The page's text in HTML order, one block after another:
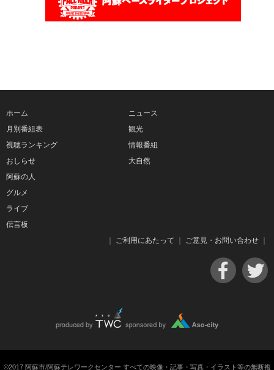
ホーム
月別番組表
視聴ランキング
おしらせ
ニュース
観光
情報番組
大自然
阿蘇の人
グルメ
ライブ
伝言板
ご利用にあたって ご意見・お問い合わせ
©2017 阿蘇市/阿蘇テレワークセンター すべての映像・記事・写真・イラスト等の無断複